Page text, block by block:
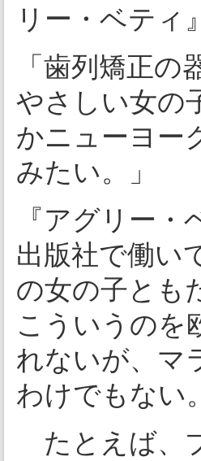
リー・ベティ
「歯列矯正
やさしい女の
かニューヨー
みたい。」
『アグリー
出版社で働い
の女の子とも
こういうのを
れないが、マ
わけでもない。
たとえば、